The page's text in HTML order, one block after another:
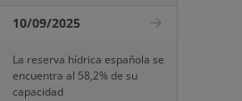
10/09/2025
La reserva hídrica española se
encuentra al 58,2% de su
capacidad